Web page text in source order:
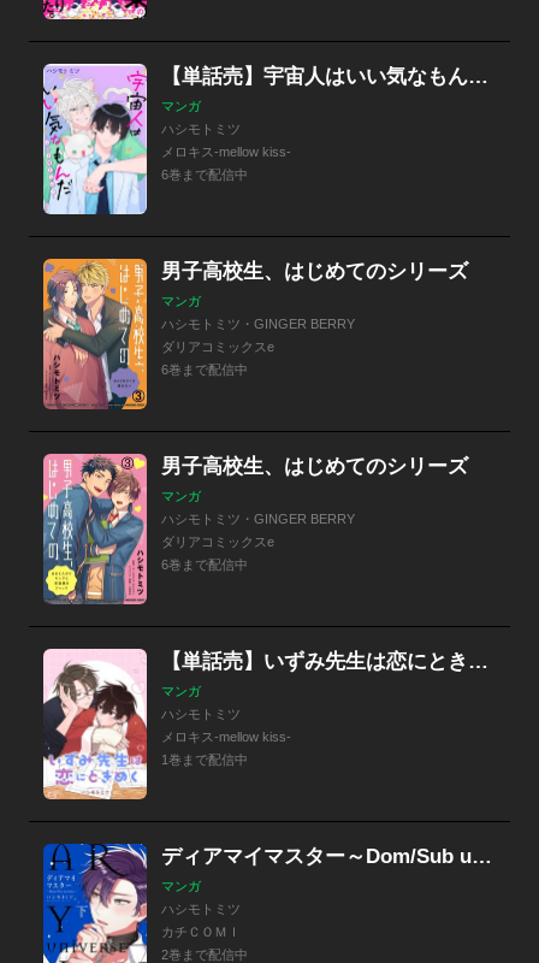
【単話売】宇宙人はいい気なもんだ -ふぁ～すとらぶ！-
マンガ
ハシモトミツ
メロキス-mellow kiss-
6巻まで配信中
男子高校生、はじめてのシリーズ
マンガ
ハシモトミツ・GINGER BERRY
ダリアコミックスe
6巻まで配信中
男子高校生、はじめてのシリーズ
マンガ
ハシモトミツ・GINGER BERRY
ダリアコミックスe
6巻まで配信中
【単話売】いずみ先生は恋にときめく
マンガ
ハシモトミツ
メロキス-mellow kiss-
1巻まで配信中
ディアマイマスター～Dom/Sub universe～【電子単行本】
マンガ
ハシモトミツ
カチＣＯＭＩ
2巻まで配信中